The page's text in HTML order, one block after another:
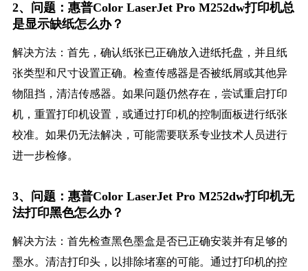
2、问题：惠普Color LaserJet Pro M252dw打印机总
是显示缺纸怎么办？
解决方法：首先，确认纸张已正确放入进纸托盘，并且纸
张类型和尺寸设置正确。检查传感器是否被纸屑或其他异
物阻挡，清洁传感器。如果问题仍然存在，尝试重启打印
机，重置打印机设置，或通过打印机的控制面板进行纸张
校准。如果仍无法解决，可能需要联系专业技术人员进行
进一步检修。
3、问题：惠普Color LaserJet Pro M252dw打印机无
法打印黑色怎么办？
解决方法：首先检查黑色墨盒是否已正确安装并有足够的
墨水。清洁打印头，以排除堵塞的可能。通过打印机的控